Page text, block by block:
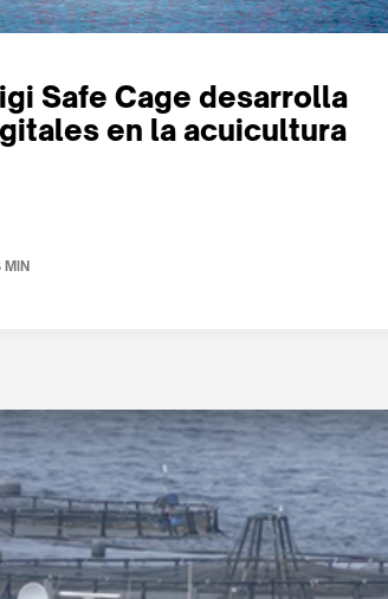
Safe Cage desarrolla
en la acuicultura
MIN